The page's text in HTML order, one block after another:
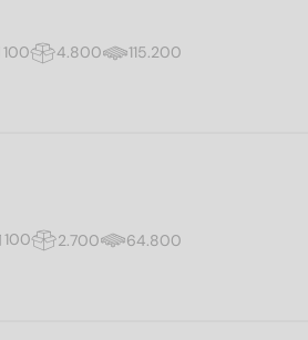
100 4.800 115.200
100 2.700 64.800